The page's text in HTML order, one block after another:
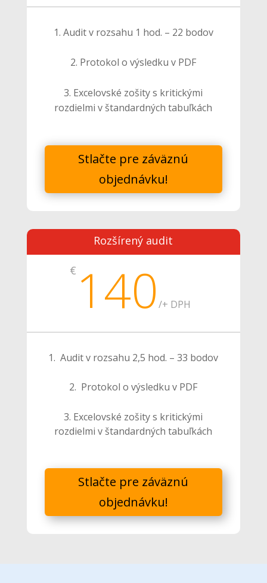
1. Audit v rozsahu 1 hod. – 22 bodov
2. Protokol o výsledku v PDF
3. Excelovské zošity s kritickými
rozdielmi v štandardných tabuľkách
Stlačte pre záväznú
objednávku!
Rozšírený audit
€ 140 /+ DPH
1. Audit v rozsahu 2,5 hod. – 33 bodov
2. Protokol o výsledku v PDF
3. Excelovské zošity s kritickými
rozdielmi v štandardných tabuľkách
Stlačte pre záväznú
objednávku!